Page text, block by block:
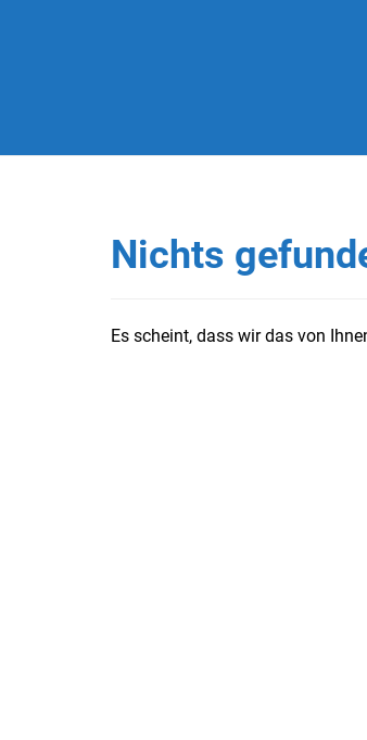
Nichts
Es scheint, dass wir das von